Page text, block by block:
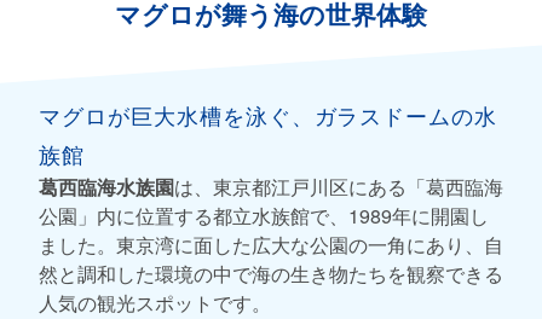
マグロが舞う海の世界体験
マグロが巨大水槽を泳ぐ、ガラスドームの水
族館
葛西臨海水族園は、東京都江戸川区にある「葛西臨海
公園」内に位置する都立水族館で、1989年に開園し
ました。東京湾に面した広大な公園の一角にあり、自
然と調和した環境の中で海の生き物たちを観察できる
人気の観光スポットです。